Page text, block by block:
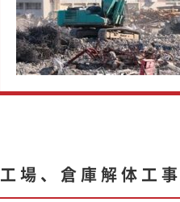
工場、倉庫解体工